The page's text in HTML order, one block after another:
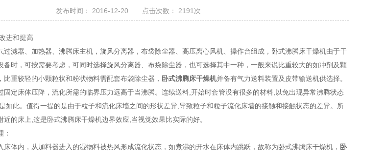
发布时间： 2016-12-20 点击次数： 2191次
进和提高
过滤器、加热器、沸腾床主机，旋风分离器，布袋除尘器、高压离心风机、操作台组成，卧式沸腾床干燥机由于干
备时，可按需要考虑，可同时选择旋风分离器、布袋除尘器，也可选择其中一种，一般来说比重较大的如冲剂及颗
重较轻的小颗粒状和粉状物料需配套布袋除尘器， 卧式沸腾床干燥机并备有气力送料装置及皮带输送机供选择。
床体压降，流化所需的临界压力远高于当沸腾。连续送料,开始时套管没有很多的材料,以免出现异常沸腾状态
如此。值得一提的是由于粒子和流化床墙之间的形状差异,导致粒子和粒子流化床墙的接触和接触状态的差异。所
的床上,这是卧式沸腾床干燥机边界效应,当视觉效果比实际的好。
内，从加料器进入的湿物料被热风形成流化状态，如煮沸的开水在床体内跳跃，故称为卧式沸腾床干燥机， 卧